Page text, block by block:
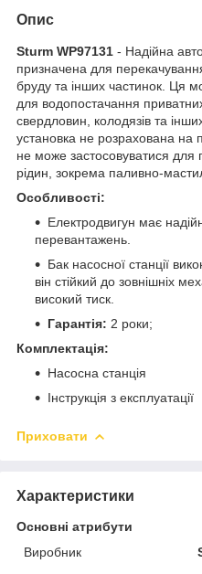
Опис
Sturm WP97131 - Надійна
призначена для
бруду та інших частинок. Ця
для водопостачання
свердловин, колодязів та
установка не розрахована на
не може застосовуватися для
рідин, зокрема паливно-
Особливості:
Електродвигун має
перевантажень.
Бак насосної станції
він стійкий до зовнішніх
високий тиск.
Гарантія: 2 роки;
Комплектація:
Насосна станція
Інструкція з експлуатації
Приховати
Характеристики
Основні атрибути
Виробник